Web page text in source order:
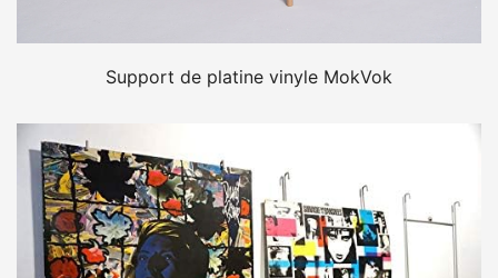
Support de platine vinyle MokVok